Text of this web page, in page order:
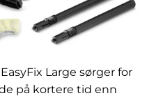
Large sørger for
på kortere tid enn